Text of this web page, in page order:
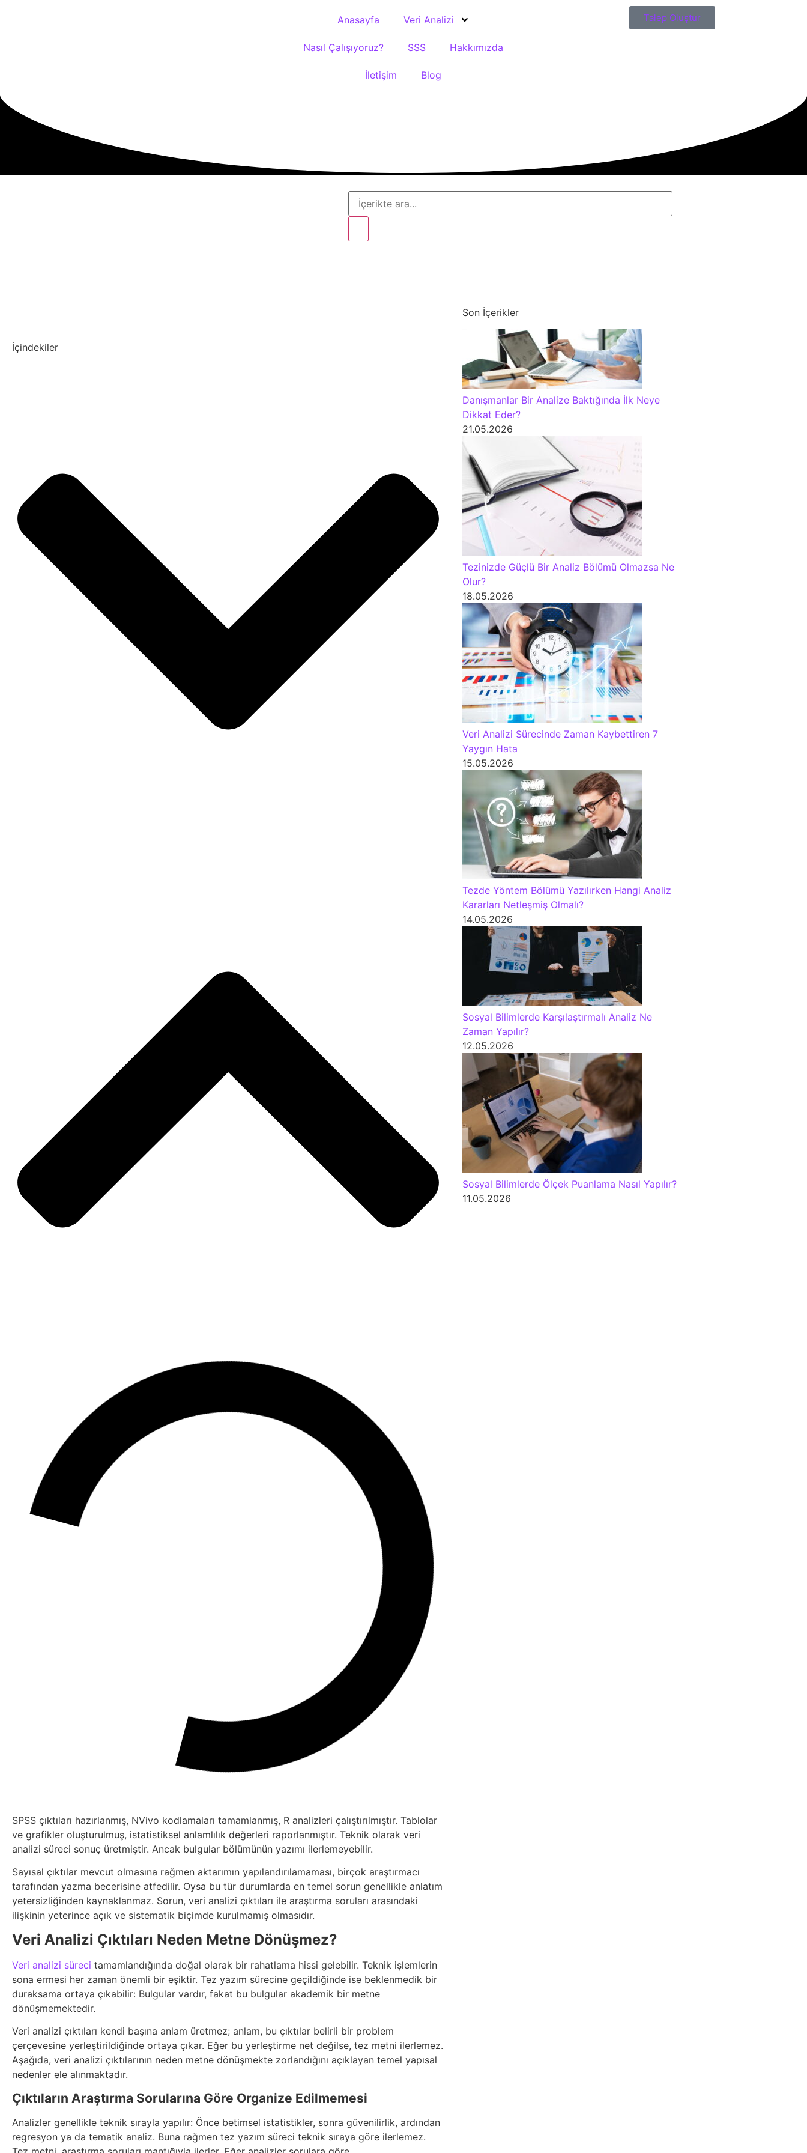
Anasayfa Veri Analizi
Nasıl Çalışıyoruz? SSS Hakkımızda
İletişim Blog
Talep Oluştur
İçindekiler
SPSS çıktıları hazırlanmış, NVivo kodlamaları tamamlanmış, R analizleri çalıştırılmıştır. Tablolar
ve grafikler oluşturulmuş, istatistiksel anlamlılık değerleri raporlanmıştır. Teknik olarak veri
analizi süreci sonuç üretmiştir. Ancak bulgular bölümünün yazımı ilerlemeyebilir.
Sayısal çıktılar mevcut olmasına rağmen aktarımın yapılandırılamaması, birçok araştırmacı
tarafından yazma becerisine atfedilir. Oysa bu tür durumlarda en temel sorun genellikle anlatım
yetersizliğinden kaynaklanmaz. Sorun, veri analizi çıktıları ile araştırma soruları arasındaki
ilişkinin yeterince açık ve sistematik biçimde kurulmamış olmasıdır.
Veri Analizi Çıktıları Neden Metne Dönüşmez?
Veri analizi süreci tamamlandığında doğal olarak bir rahatlama hissi gelebilir. Teknik işlemlerin
sona ermesi her zaman önemli bir eşiktir. Tez yazım sürecine geçildiğinde ise beklenmedik bir
duraksama ortaya çıkabilir: Bulgular vardır, fakat bu bulgular akademik bir metne
dönüşmemektedir.
Veri analizi çıktıları kendi başına anlam üretmez; anlam, bu çıktılar belirli bir problem
çerçevesine yerleştirildiğinde ortaya çıkar. Eğer bu yerleştirme net değilse, tez metni ilerlemez.
Aşağıda, veri analizi çıktılarının neden metne dönüşmekte zorlandığını açıklayan temel yapısal
nedenler ele alınmaktadır.
Çıktıların Araştırma Sorularına Göre Organize Edilmemesi
Analizler genellikle teknik sırayla yapılır: Önce betimsel istatistikler, sonra güvenilirlik, ardından
regresyon ya da tematik analiz. Buna rağmen tez yazım süreci teknik sıraya göre ilerlemez.
Son İçerikler
Danışmanlar Bir Analize Baktığında İlk Neye
Dikkat Eder?
21.05.2026
Tezinizde Güçlü Bir Analiz Bölümü Olmazsa Ne
Olur?
18.05.2026
Veri Analizi Sürecinde Zaman Kaybettiren 7
Yaygın Hata
15.05.2026
Tezde Yöntem Bölümü Yazılırken Hangi Analiz
Kararları Netleşmiş Olmalı?
14.05.2026
Sosyal Bilimlerde Karşılaştırmalı Analiz Ne
Zaman Yapılır?
12.05.2026
Sosyal Bilimlerde Ölçek Puanlama Nasıl Yapılır?
11.05.2026